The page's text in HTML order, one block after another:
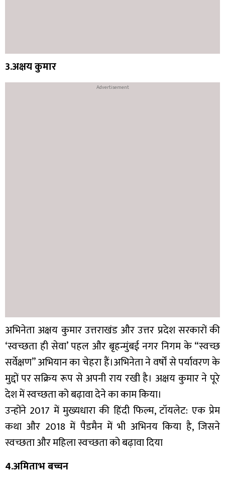
3.अक्षय कुमार
अभिनेता अक्षय कुमार उत्तराखंड और उत्तर प्रदेश सरकारों की
‘स्वच्छता ही सेवा’ पहल और बृहन्मुंबई नगर निगम के “स्वच्छ
सर्वेक्षण” अभियान का चेहरा हैं।अभिनेता ने वर्षों से पर्यावरण के
मुद्दों पर सक्रिय रूप से अपनी राय रखी है। अक्षय कुमार ने पूरे
देश में स्वच्छता को बढ़ावा देने का काम किया।
उन्होंने 2017 में मुख्यधारा की हिंदी फिल्म, टॉयलेट: एक प्रेम
कथा और 2018 में पैडमैन में भी अभिनय किया है, जिसने
स्वच्छता और महिला स्वच्छता को बढ़ावा दिया
4.अमिताभ बच्चन